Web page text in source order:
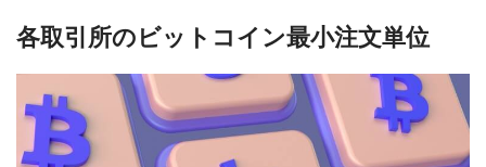
各取引所のビットコイン最小注文単位